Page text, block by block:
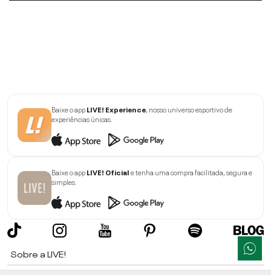
Baixe o appLIVE! Experience, nosso universo esportivo de
experiências únicas.
Baixe o appLIVE! Oficiale tenha uma compra facilitada, segura e
simples.
Sobre a LIVE!